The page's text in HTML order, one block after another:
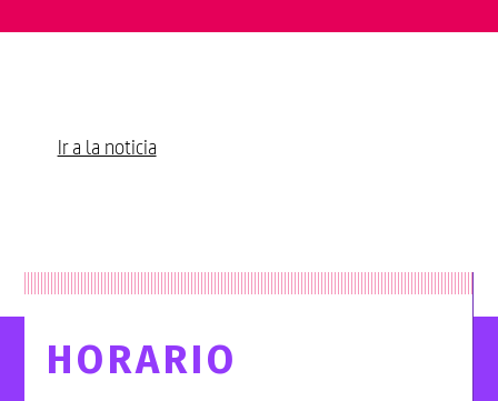
Ir a la noticia
HORARIO